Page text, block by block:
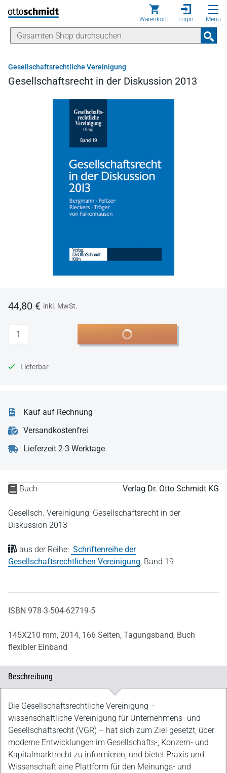
Direkt zum Inhalt
Warenkorb Login Menü
Gesellschaftsrechtliche Vereinigung
Gesellschaftsrecht in der Diskussion 2013
Buch Verlag Dr. Otto Schmidt KG
Gesellsch. Vereinigung, Gesellschaftsrecht in der
Diskussion 2013
aus der Reihe: Schriftenreihe der
Gesellschaftsrechtlichen Vereinigung, Band 19
ISBN 978-3-504-62719-5
145X210 mm, 2014, 166 Seiten, Tagungsband, Buch
flexibler Einband
44,80 € inkl. MwSt.
Anzahl In den Warenkorb
Lieferbar
Kauf auf Rechnung
Versandkostenfrei
Lieferzeit 2-3 Werktage
Beschreibung
Beschreibung
Die Gesellschaftsrechtliche Vereinigung –
wissenschaftliche Vereinigung für Unternehmens- und
Gesellschaftsrecht (VGR) – hat sich zum Ziel gesetzt, über
moderne Entwicklungen im Gesellschafts-, Konzern- und
Kapitalmarktrecht zu informieren, und bietet Praxis und
Wissenschaft eine Plattform für den Meinungs- und